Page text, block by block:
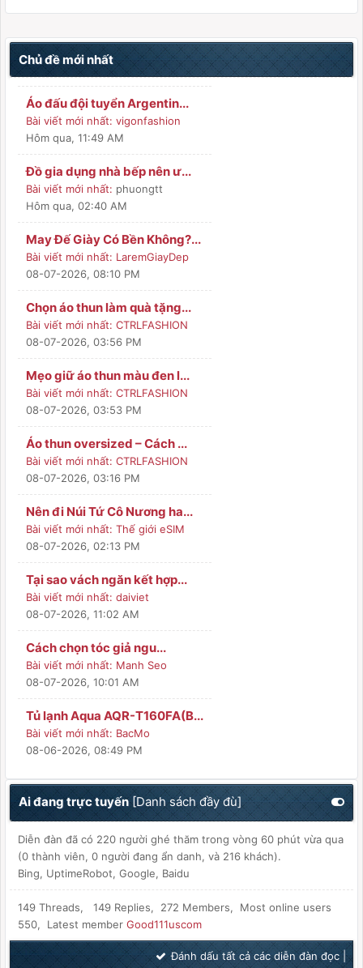
Chủ đề mới nhất
Áo đấu đội tuyển Argentin...
Bài viết mới nhất: vigonfashion
Hôm qua, 11:49 AM
Đồ gia dụng nhà bếp nên ư...
Bài viết mới nhất: phuongtt
Hôm qua, 02:40 AM
May Đế Giày Có Bền Không?...
Bài viết mới nhất: LaremGiayDep
08-07-2026, 08:10 PM
Chọn áo thun làm quà tặng...
Bài viết mới nhất: CTRLFASHION
08-07-2026, 03:56 PM
Mẹo giữ áo thun màu đen l...
Bài viết mới nhất: CTRLFASHION
08-07-2026, 03:53 PM
Áo thun oversized – Cách ...
Bài viết mới nhất: CTRLFASHION
08-07-2026, 03:16 PM
Nên đi Núi Tứ Cô Nương ha...
Bài viết mới nhất: Thế giới eSIM
08-07-2026, 02:13 PM
Tại sao vách ngăn kết hợp...
Bài viết mới nhất: daiviet
08-07-2026, 11:02 AM
Cách chọn tóc giả ngu...
Bài viết mới nhất: Manh Seo
08-07-2026, 10:01 AM
Tủ lạnh Aqua AQR-T160FA(B...
Bài viết mới nhất: BacMo
08-06-2026, 08:49 PM
Ai đang trực tuyến[Danh sách đầy đù]
Diễn đàn đã có 220 người ghé thăm trong vòng 60 phút vừa qua
(0 thành viên, 0 người đang ẩn danh, và 216 khách).
Bing, UptimeRobot, Google, Baidu
149 Threads, 149 Replies, 272 Members, Most online users
550, Latest member Good111uscom
Đánh dấu tất cả các diễn đàn đọc